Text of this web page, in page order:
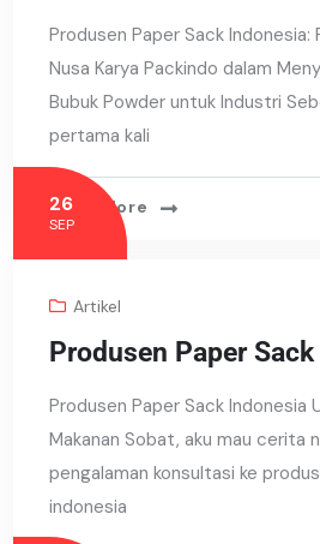
Produsen Paper Sack Indonesia:
Nusa Karya Packindo dalam
Bubuk Powder untuk Industri
pertama kali
Read More
26
SEP
Artikel
Produsen Paper
Produsen Paper Sack Indonesia
Makanan Sobat, aku mau cerita
pengalaman konsultasi ke
indonesia